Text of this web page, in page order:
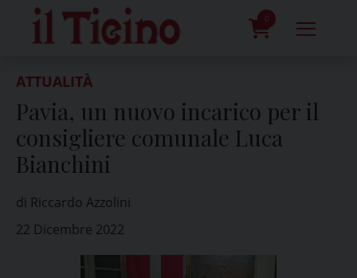
content
0
ATTUALITÀ
Pavia, un nuovo incarico per il
consigliere comunale Luca
Bianchini
di Riccardo Azzolini
22 Dicembre 2022